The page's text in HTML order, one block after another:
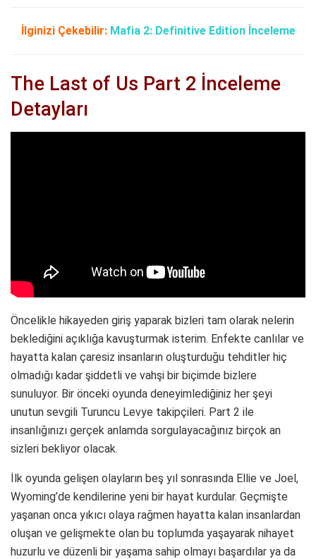
İlginizi Çekebilir: Mafia 2: Definitive Edition İnceleme
The Last of Us Part 2 İnceleme
Detayları
Öncelikle hikayeden giriş yaparak bizleri tam olarak nelerin
beklediğini açıklığa kavuşturmak isterim. Enfekte canlılar ve
hayatta kalan çaresiz insanların oluşturduğu tehditler hiç
olmadığı kadar şiddetli ve vahşi bir biçimde bizlere
sunuluyor. Bir önceki oyunda deneyimlediğiniz her şeyi
unutun sevgili Turuncu Levye takipçileri. Part 2 ile
insanlığınızı gerçek anlamda sorgulayacağınız birçok an
sizleri bekliyor olacak.
İlk oyunda gelişen olayların beş yıl sonrasında Ellie ve Joel,
Wyoming’de kendilerine yeni bir hayat kurdular. Geçmişte
yaşanan onca yıkıcı olaya rağmen hayatta kalan insanlardan
oluşan ve gelişmekte olan bu toplumda yaşayarak nihayet
huzurlu ve düzenli bir yaşama sahip olmayı başardılar ya da